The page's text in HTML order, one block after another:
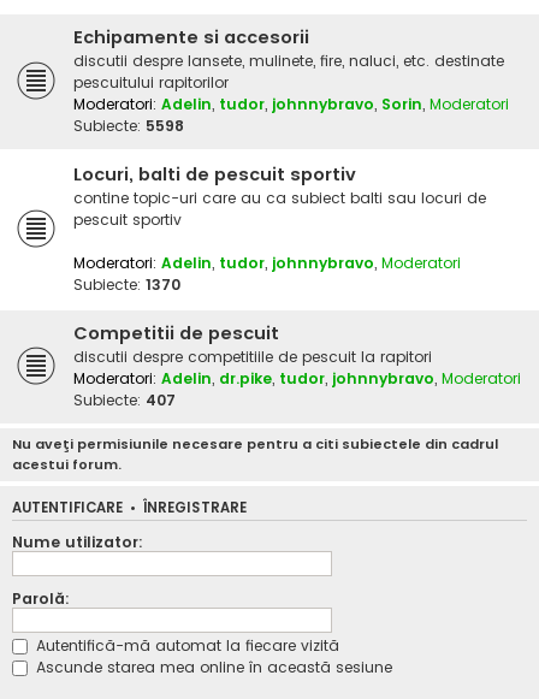
Echipamente si accesorii
discutii despre lansete, mulinete, fire, naluci, etc. destinate
pescuitului rapitorilor
Moderatori: Adelin, tudor, johnnybravo, Sorin, Moderatori
Subiecte: 5598
Locuri, balti de pescuit sportiv
contine topic-uri care au ca subiect balti sau locuri de
pescuit sportiv
Moderatori: Adelin, tudor, johnnybravo, Moderatori
Subiecte: 1370
Competitii de pescuit
discutii despre competitiile de pescuit la rapitori
Moderatori: Adelin, dr.pike, tudor, johnnybravo, Moderatori
Subiecte: 407
Nu aveţi permisiunile necesare pentru a citi subiectele din cadrul
acestui forum.
AUTENTIFICARE • ÎNREGISTRARE
Nume utilizator:
Parolă:
Autentifică-mă automat la fiecare vizită
Ascunde starea mea online în această sesiune